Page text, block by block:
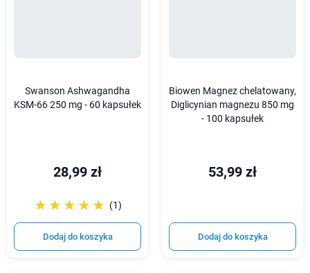
Swanson Ashwagandha
KSM-66 250 mg - 60 kapsułek
28,99 zł
☆☆☆☆☆
★★★★★ (1)
Dodaj do koszyka
Biowen Magnez chelatowany,
Diglicynian magnezu 850 mg
- 100 kapsułek
53,99 zł
Dodaj do koszyka